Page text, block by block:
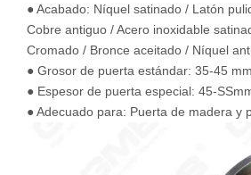
● Acabado: Níquel satinado / Latón
Cobre antiguo / Acero inoxidable
Cromado / Bronce aceitado / Níquel
● Grosor de puerta estándar: 35-45 mm
● Espesor de puerta especial: 45-
● Adecuado para: Puerta de madera y